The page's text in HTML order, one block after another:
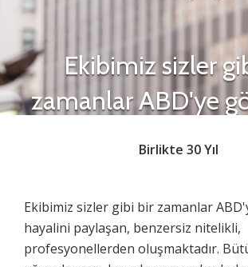
Ekibimiz sizler
zamanlar ABD'ye
Birlikte 30 Yıl
Ekibimiz sizler gibi bir zamanlar
hayalini paylaşan, benzersiz nitelikli,
profesyonellerden oluşmaktadır.